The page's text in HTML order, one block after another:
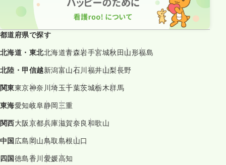
都道府県で探す
北海道・東北北海道青森岩手宮城秋田山形福島
北陸・甲信越新潟富山石川福井山梨長野
関東東京神奈川埼玉千葉茨城栃木群馬
東海愛知岐阜静岡三重
関西大阪京都兵庫滋賀奈良和歌山
中国広島岡山鳥取島根山口
四国徳島香川愛媛高知